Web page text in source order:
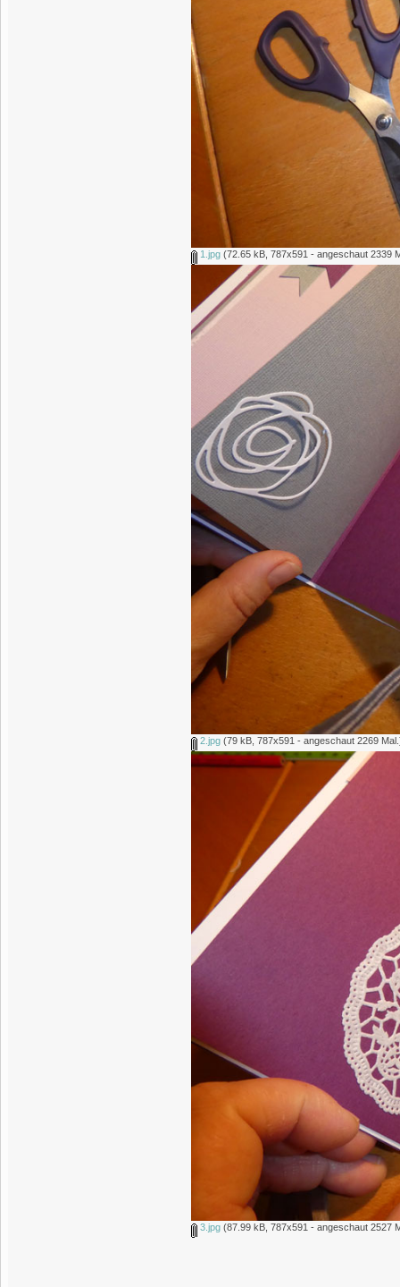
1.jpg(72.65 kB, 787x591 - angeschaut 2339
2.jpg(79 kB, 787x591 - angeschaut 2269
3.jpg(87.99 kB, 787x591 - angeschaut 2527